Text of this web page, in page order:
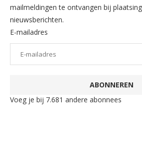
mailmeldingen te ontvangen bij
nieuwsberichten.
E-mailadres
ABONNEREN
Voeg je bij 7.681 andere abonnees